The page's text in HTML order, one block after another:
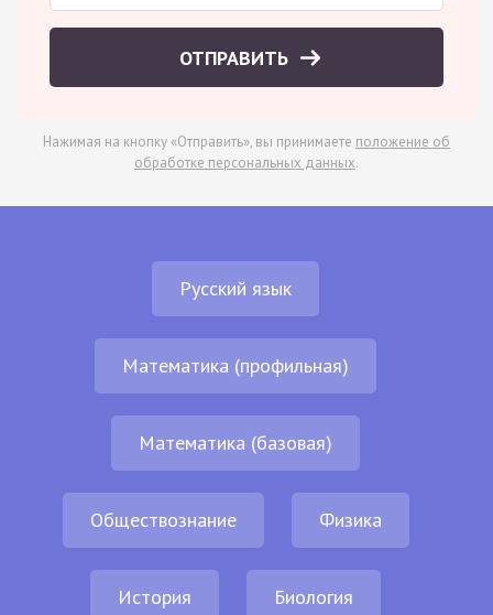
ОТПРАВИТЬ
Нажимая на кнопку «Отправить», вы принимаете положение об
обработке персональных данных.
Русский язык
Математика (профильная)
Математика (базовая)
Обществознание Физика
История Биология